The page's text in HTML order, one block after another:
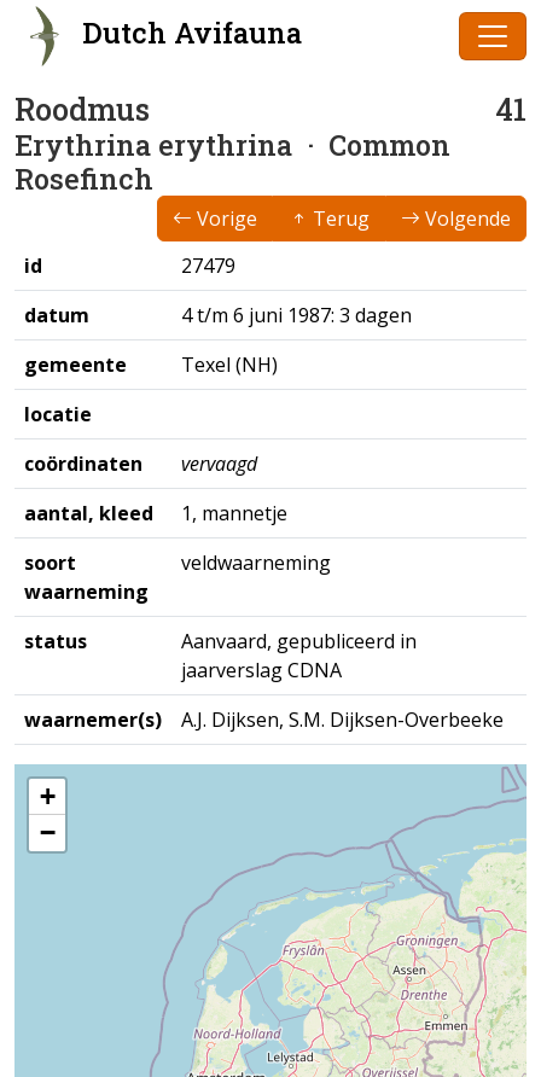
Dutch Avifauna
Roodmus 41
Erythrina erythrina · Common
Rosefinch
Vorige Terug
Volgende
id
27479
datum
4 t/m 6 juni 1987: 3 dagen
gemeente
Texel (NH)
locatie
coördinaten
vervaagd
aantal, kleed
1, mannetje
soort
waarneming
veldwaarneming
status
Aanvaard, gepubliceerd in
jaarverslag CDNA
waarnemer(s)
A.J. Dijksen, S.M. Dijksen-Overbeeke
+
−